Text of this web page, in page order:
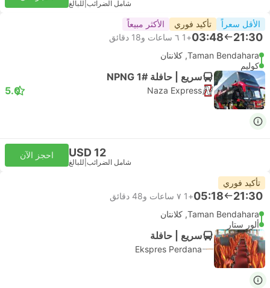
شامل الضرائب للبالغ
الأقل سعراً تأكيد فوري الأكثر مبيعاً
21:30
03:48
+1
٦ ساعات و‫18 دقائق
Taman Bendahara, كلانتان
كوليم
سريع | حافلة #NPNG 1
Naza Express
5.0
USD 12
شامل الضرائب للبالغ
احجز الآن
تأكيد فوري
21:30
05:18
+1
٧ ساعات و‫48 دقائق
Taman Bendahara, كلانتان
ألور ستار
سريع | حافلة
Ekspres Perdana